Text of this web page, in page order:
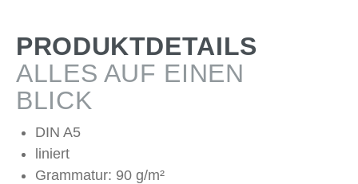
PRODUKTDETAILS
ALLES AUF EINEN
BLICK
DIN A5
liniert
Grammatur: 90 g/m²